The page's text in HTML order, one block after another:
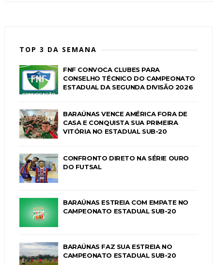
TOP 3 DA SEMANA
FNF CONVOCA CLUBES PARA
CONSELHO TÉCNICO DO CAMPEONATO
ESTADUAL DA SEGUNDA DIVISÃO 2026
BARAÚNAS VENCE AMÉRICA FORA DE
CASA E CONQUISTA SUA PRIMEIRA
VITÓRIA NO ESTADUAL SUB-20
CONFRONTO DIRETO NA SÉRIE OURO
DO FUTSAL
BARAÚNAS ESTREIA COM EMPATE NO
CAMPEONATO ESTADUAL SUB-20
BARAÚNAS FAZ SUA ESTREIA NO
CAMPEONATO ESTADUAL SUB-20